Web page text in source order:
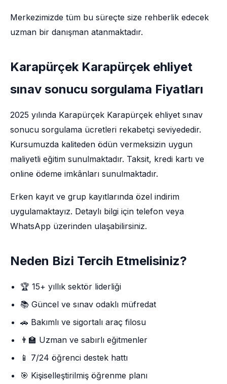
Merkezimizde tüm bu süreçte size rehberlik edecek
uzman bir danışman atanmaktadır.
Karapürçek Karapürçek ehliyet
sınav sonucu sorgulama Fiyatları
2025 yılında Karapürçek Karapürçek ehliyet sınav
sonucu sorgulama ücretleri rekabetçi seviyededir.
Kursumuzda kaliteden ödün vermeksizin uygun
maliyetli eğitim sunulmaktadır. Taksit, kredi kartı ve
online ödeme imkânları sunulmaktadır.
Erken kayıt ve grup kayıtlarında özel indirim
uygulamaktayız. Detaylı bilgi için telefon veya
WhatsApp üzerinden ulaşabilirsiniz.
Neden Bizi Tercih Etmelisiniz?
🏆 15+ yıllık sektör liderliği
📚 Güncel ve sınav odaklı müfredat
🚗 Bakımlı ve sigortalı araç filosu
👨‍🏫 Uzman ve sabırlı eğitmenler
📱 7/24 öğrenci destek hattı
🎯 Kişiselleştirilmiş öğrenme planı